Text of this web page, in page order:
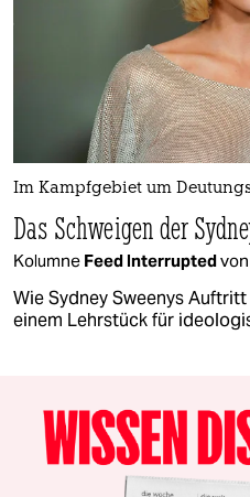
Im Kampfgebiet um
Das Schweigen der
Kolumne Feed Interruptedvon
Wie Sydney Sweenys
einem Lehrstück für